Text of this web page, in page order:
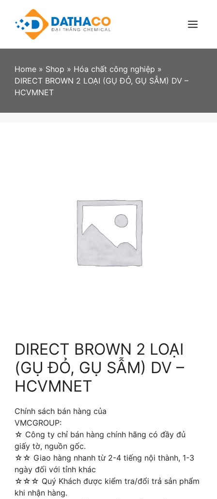
content
Menu
Home » Shop » Hóa chất công nghiệp »
DIRECT BROWN 2 LOẠI (GỤ ĐỎ, GỤ SẪM) DV –
HCVMNET
DIRECT BROWN 2 LOẠI
(GỤ ĐỎ, GỤ SẪM) DV –
HCVMNET
Chính sách bán hàng của
VMCGROUP:
☆ Công ty chỉ bán hàng chính hãng có đầy đủ
giấy tờ, nguồn gốc.
☆☆ Giao hàng nhanh từ 2-4 tiếng nội thành, 1-3
ngày đối với tỉnh khác
☆☆☆ Quý Khách được kiểm tra/đổi trả sản phẩm
khi nhận hàng.